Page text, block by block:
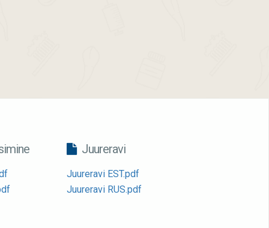
Juureravi
Juureravi EST.pdf
Juureravi RUS.pdf